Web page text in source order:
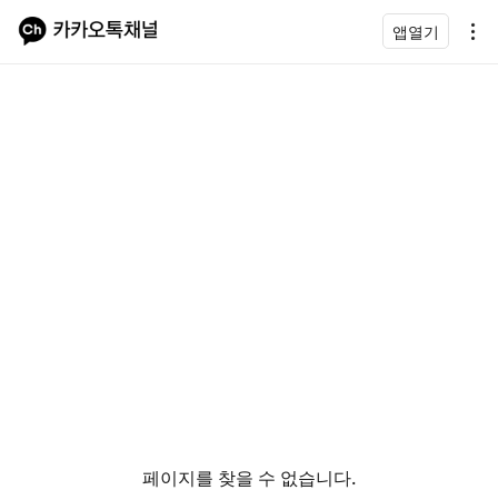
앱열기
페이지를 찾을 수 없습니다.